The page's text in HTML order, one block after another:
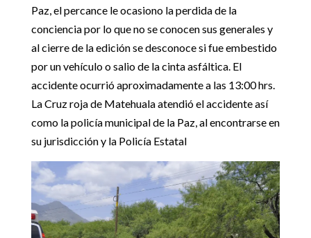
Paz, el percance le ocasiono la perdida de la
conciencia por lo que no se conocen sus generales y
al cierre de la edición se desconoce si fue embestido
por un vehículo o salio de la cinta asfáltica. El
accidente ocurrió aproximadamente a las 13:00 hrs.
La Cruz roja de Matehuala atendió el accidente así
como la policía municipal de la Paz, al encontrarse en
su jurisdicción y la Policía Estatal